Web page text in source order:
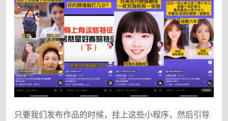
只要我们发布作品的时候，挂上这些小程序，然后引导